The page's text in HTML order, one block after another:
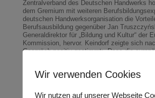
Zentralverband des Deutschen Handwerks
dem Gremium mit weiteren
deutschen Handwerksorganisation die
Berufsausbildung gegenüber Jan
Generaldirektor für „Bildung und Kultur“ der
Kommission, hervor. Keindorf zeigte sich
Gespräch positiv gestimmt: „Dass die
Kommission Anstrengungen unternimmt, die
duale Berufsausbildung hat einen wichtigen
Wir verwenden Cookies
Wir nutzen auf unserer Webseite